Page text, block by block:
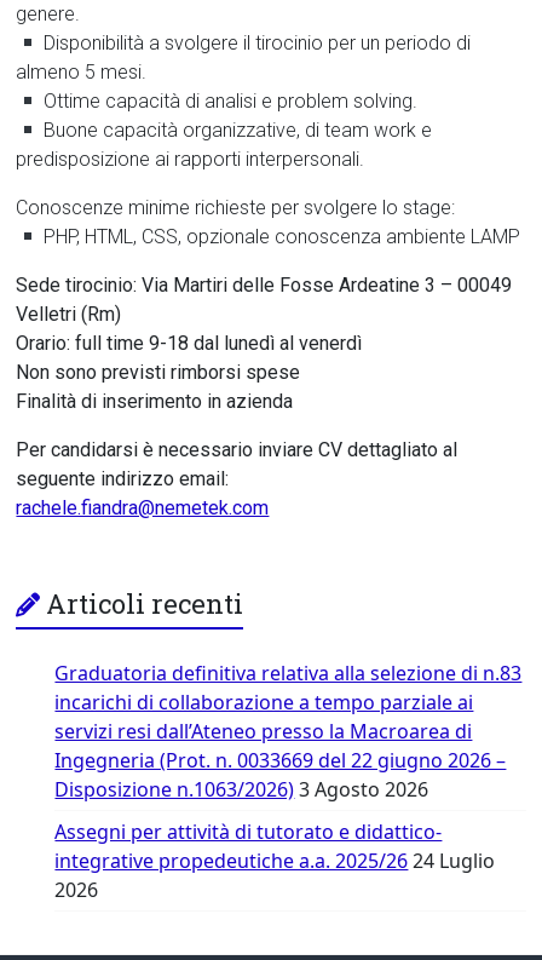
genere.
Disponibilità a svolgere il tirocinio per un periodo di
almeno 5 mesi.
Ottime capacità di analisi e problem solving.
Buone capacità organizzative, di team work e
predisposizione ai rapporti interpersonali.
Conoscenze minime richieste per svolgere lo stage:
PHP, HTML, CSS, opzionale conoscenza ambiente LAMP
Sede tirocinio: Via Martiri delle Fosse Ardeatine 3 – 00049
Velletri (Rm)
Orario: full time 9-18 dal lunedì al venerdì
Non sono previsti rimborsi spese
Finalità di inserimento in azienda
Per candidarsi è necessario inviare CV dettagliato al
seguente indirizzo email:
rachele.fiandra@nemetek.com
Articoli recenti
Graduatoria definitiva relativa alla selezione di n.83
incarichi di collaborazione a tempo parziale ai
servizi resi dall’Ateneo presso la Macroarea di
Ingegneria (Prot. n. 0033669 del 22 giugno 2026 –
Disposizione n.1063/2026) 3 Agosto 2026
Assegni per attività di tutorato e didattico-
integrative propedeutiche a.a. 2025/26 24 Luglio
2026